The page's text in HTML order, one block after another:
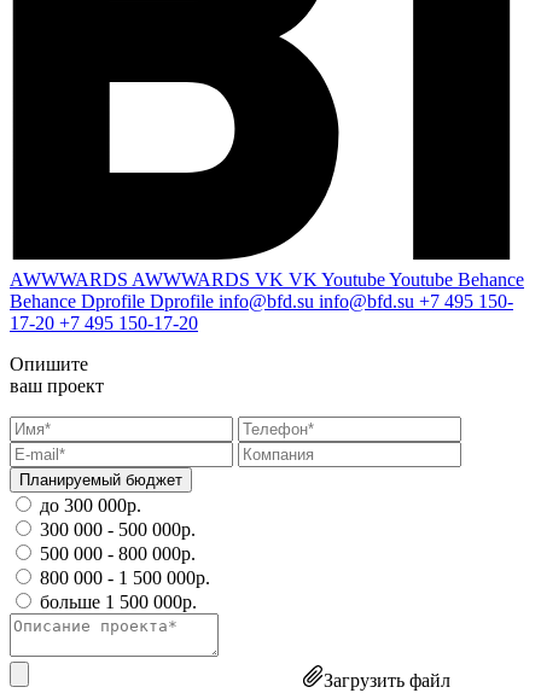
AWWWARDS AWWWARDS VK VK YoutubeYoutube Behance
Behance Dprofile Dprofile info@bfd.su info@bfd.su +7 495 150-
17-20 +7 495 150-17-20
Опишите
ваш проект
Планируемый бюджет
до 300 000р.
300 000 - 500 000р.
500 000 - 800 000р.
800 000 - 1 500 000р.
больше 1 500 000р.
Загрузить файл